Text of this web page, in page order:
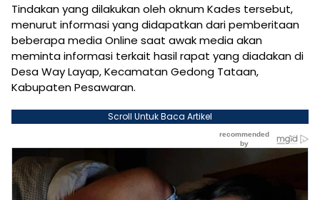
Tindakan yang dilakukan oleh oknum Kades tersebut,
menurut informasi yang didapatkan dari pemberitaan
beberapa media Online saat awak media akan
meminta informasi terkait hasil rapat yang diadakan di
Desa Way Layap, Kecamatan Gedong Tataan,
Kabupaten Pesawaran.
Scroll Untuk Baca Artikel